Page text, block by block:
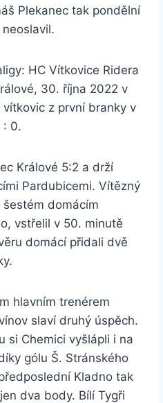
Plekanec tak pondělní
HC Vítkovice Ridera
30. října 2022 v
z první branky v
: 0.
Králové 5:2 a drží
Pardubicemi. Vítězný
domácím
vstřelil v 50. minutě
domácí přidali dvě
hlavním trenérem
slaví druhý úspěch.
si Chemici vyšlápli i na
gólu Š. Stránského
Kladno tak
dva body. Bílí Tygři